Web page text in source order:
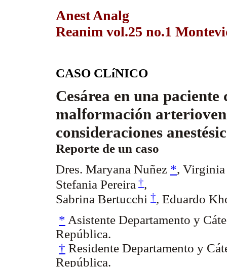
Anest Analg
Reanim vol.25 no.1
CASO CLíNICO
Cesárea en una paciente
malformación
consideraciones
Reporte de un caso
Dres. Maryana Nuñez *,
Stefania Pereira †,
Sabrina Bertucchi †, Eduardo
* Asistente Departamento y
República.
† Residente Departamento y
República.